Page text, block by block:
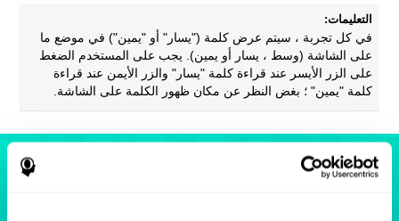
التعليمات:
في كل تجربة ، سيتم عرض كلمة ("يسار" أو "يمين") في موضع ما
على الشاشة (وسط ، يسار أو يمين). يجب على المستخدم الضغط
على الزر الأيسر عند قراءة كلمة "يسار" والزر الأيمن عند قراءة
كلمة "يمين" ؛ بغض النظر عن مكان ظهور الكلمة على الشاشة.